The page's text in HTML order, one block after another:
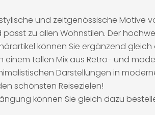
und zeitgenössische Motive
zu allen Wohnstilen. Der
können Sie ergänzend
tollen Mix aus Retro- und
Darstellungen in
schönsten Reisezielen!
können Sie gleich dazu